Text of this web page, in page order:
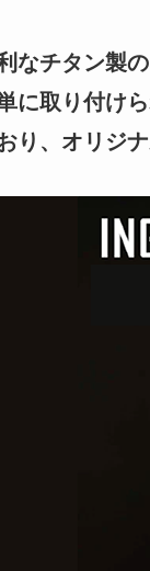
なチタン製
に取り付け
り、オリジ